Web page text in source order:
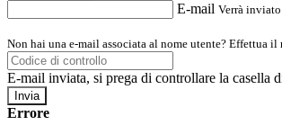
E-mail Verrà
Non hai una e-mail associata al nome utente? Effettua il
E-mail inviata, si prega di controllare la casella
Errore